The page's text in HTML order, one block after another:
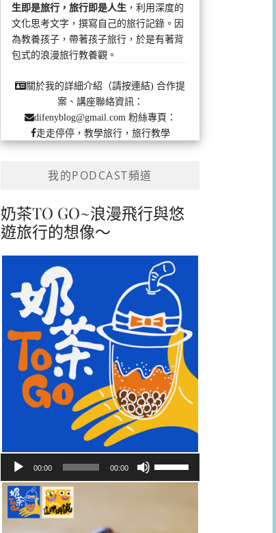
生即是旅行，旅行即是人生 ，利用深度的
文化思考文字，撰寫自己的旅行記錄。因
為教養孩子，帶著孩子旅行，於是有著背
包式的浪漫旅行教養觀。
關於我的詳細介紹（請按連結) 合作提
案、講座聯絡資訊：
difenyblog@gmail.com粉絲專頁：
走走停停，教學旅行，旅行教學
我的PODCAST頻道
奶茶TO GO~浪漫飛行與悠
遊旅行的想像～
播
放
00:00 00:00